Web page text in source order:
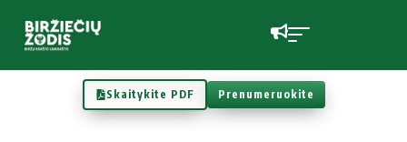
Skaitykite PDF Prenumeruokite